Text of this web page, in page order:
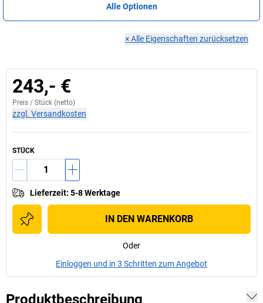
Alle Optionen
×Alle Eigenschaften zurücksetzen
243,- €
Preis / Stück (netto)
zzgl. Versandkosten
STÜCK
Lieferzeit: 5-8 Werktage
IN DEN WARENKORB
Oder
Einloggen und in 3 Schritten zum Angebot
Produktbeschreibung